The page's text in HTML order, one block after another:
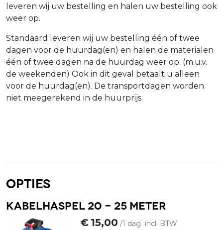
leveren wij uw bestelling en halen uw bestelling ook
weer op.
Standaard leveren wij uw bestelling één of twee
dagen voor de huurdag(en) en halen de materialen
één of twee dagen na de huurdag weer op. (m.u.v.
de weekenden) Ook in dit geval betaalt u alleen
voor de huurdag(en). De transportdagen worden
niet meegerekend in de huurprijs.
Opties
Kabelhaspel 20 - 25 meter
€ 15,00 /1 dag incl. BTW